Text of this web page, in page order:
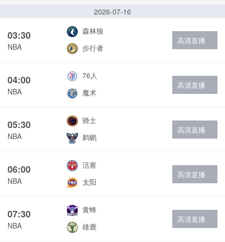
2026-07-16
03:30
NBA
森林狼
步行者
高清直播
04:00
NBA
76人
魔术
高清直播
05:30
NBA
骑士
鹈鹕
高清直播
06:00
NBA
活塞
太阳
高清直播
07:30
NBA
黄蜂
雄鹿
高清直播